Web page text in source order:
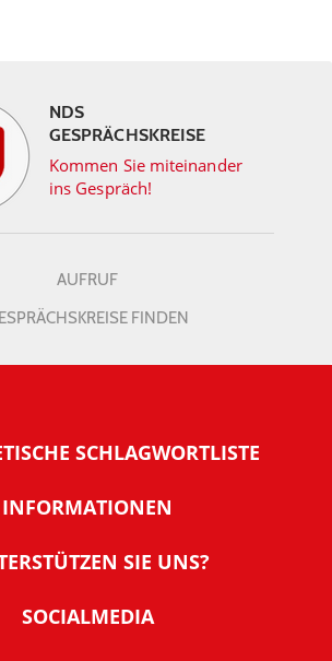
NDS
GESPRÄCHSKREISE
Kommen Sie miteinander
ins Gespräch!
AUFRUF
FINDEN
SCHLAGWORTLISTE
INFORMATIONEN
NachDenkSeiten
Nutzung der NachDenkSeiten
SIE UNS?
SOCIALMEDIA